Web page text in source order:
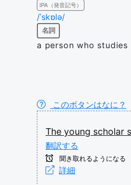
IPA（発音記号）
/ˈskɒlə/
名詞
a person who
このボタンはなに？
The young scholar
翻訳する
聞き取れるようになる
詳細